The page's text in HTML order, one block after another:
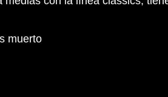
muerto